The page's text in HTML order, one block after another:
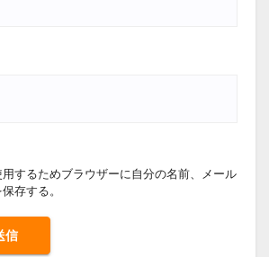
するためブラウザーに自分の名前、メール
存する。